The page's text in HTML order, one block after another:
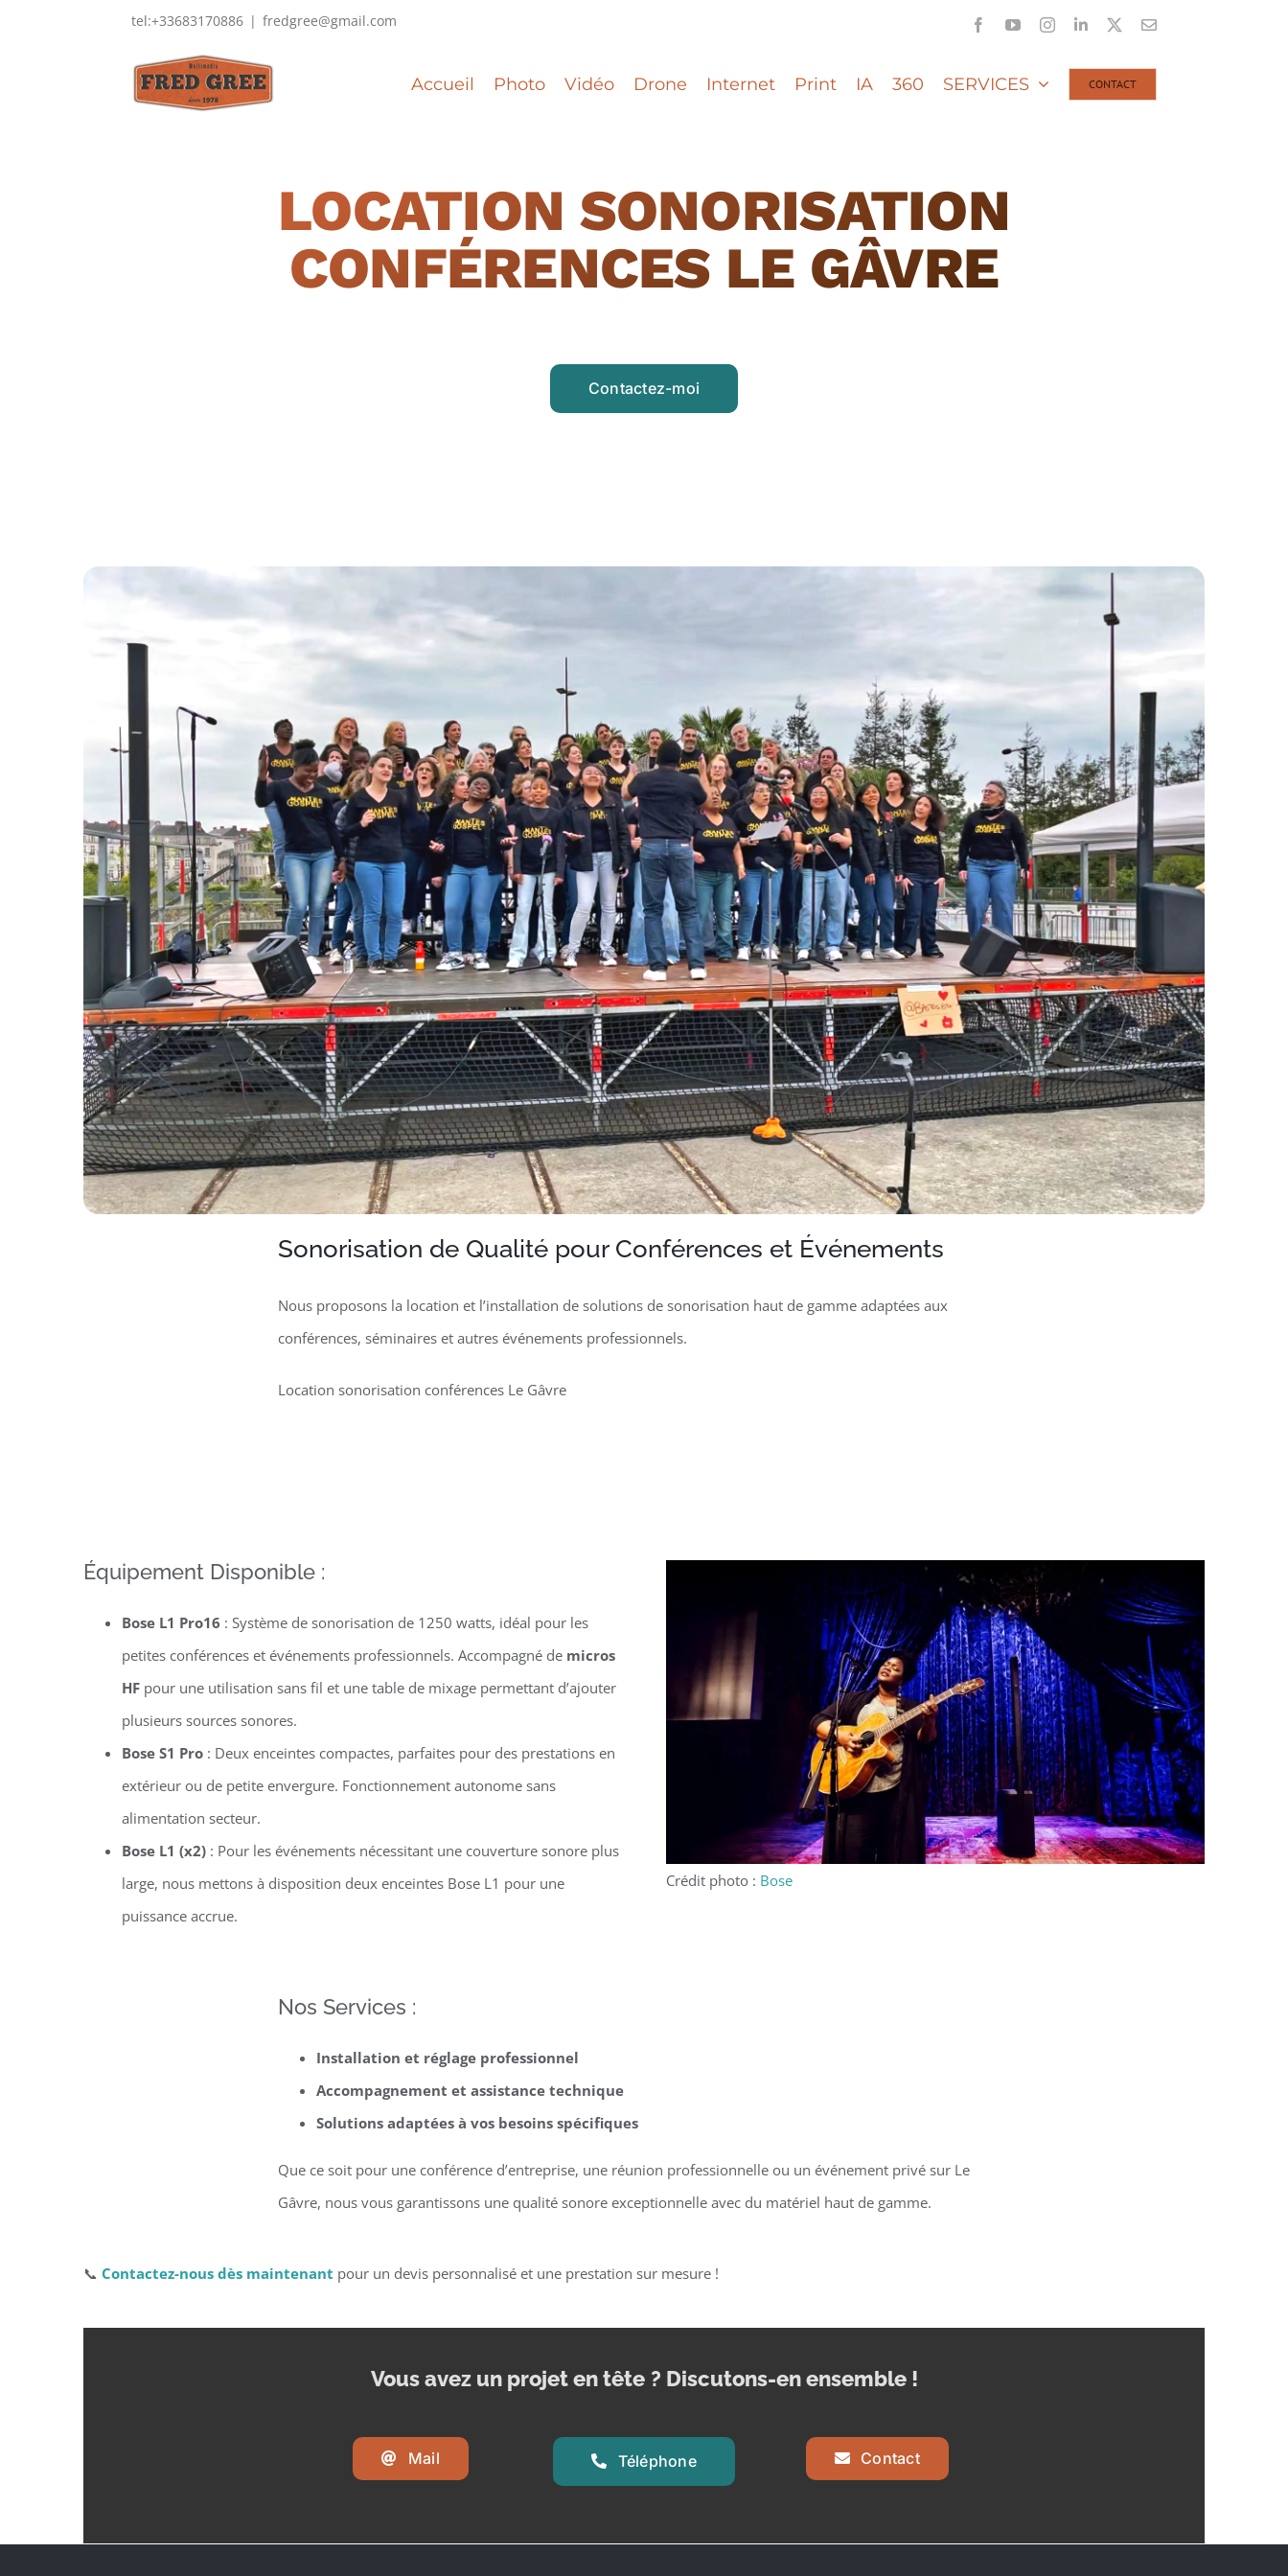
tel:+33683170886 | fredgree@gmail.com FacebookYouTubeInstagramLinkedIn Email
Accueil Photo Vidéo Drone Internet Print IA 360 SERVICES CONTACT
LOCATION SONORISATION
CONFÉRENCES LE GÂVRE
Contactez-moi
Sonorisation de Qualité pour Conférences et Événements
Nous proposons la location et l’installation de solutions de sonorisation haut de gamme adaptées aux
conférences, séminaires et autres événements professionnels.
Location sonorisation conférences Le Gâvre
Équipement Disponible :
Bose L1 Pro16 : Système de sonorisation de 1250 watts, idéal pour les
petites conférences et événements professionnels. Accompagné de micros
HFpour une utilisation sans fil et une table de mixage permettant d’ajouter
plusieurs sources sonores.
Bose S1 Pro: Deux enceintes compactes, parfaites pour des prestations en
extérieur ou de petite envergure. Fonctionnement autonome sans
alimentation secteur.
Bose L1 (x2): Pour les événements nécessitant une couverture sonore plus
large, nous mettons à disposition deux enceintes Bose L1 pour une
puissance accrue.
Crédit photo : Bose
Nos Services :
Installation et réglage professionnel
Accompagnement et assistance technique
Solutions adaptées à vos besoins spécifiques
Que ce soit pour une conférence d’entreprise, une réunion professionnelle ou un événement privé sur Le
Gâvre, nous vous garantissons une qualité sonore exceptionnelle avec du matériel haut de gamme.
📞 Contactez-nous dès maintenant pour un devis personnalisé et une prestation sur mesure !
Vous avez un projet en tête ? Discutons-en ensemble !
Mail Téléphone Contact